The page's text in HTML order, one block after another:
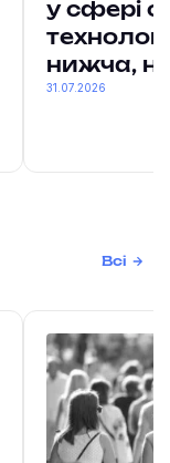
у сфері
нижча,
31.07.2026
Всі